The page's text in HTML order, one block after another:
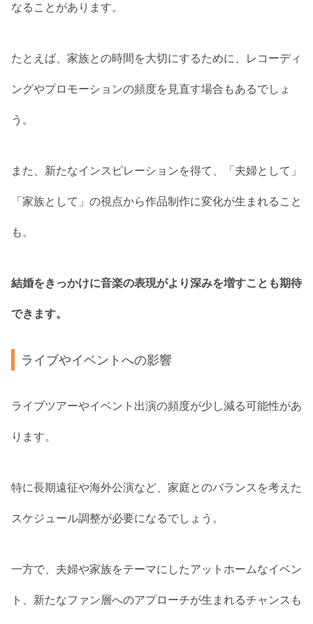
なることがあります。
たとえば、家族との時間を大切にするために、レコーディ
ングやプロモーションの頻度を見直す場合もあるでしょ
う。
また、新たなインスピレーションを得て、「夫婦として」
「家族として」の視点から作品制作に変化が生まれること
も。
結婚をきっかけに音楽の表現がより深みを増すことも期待
できます。
ライブやイベントへの影響
ライブツアーやイベント出演の頻度が少し減る可能性があ
ります。
特に長期遠征や海外公演など、家庭とのバランスを考えた
スケジュール調整が必要になるでしょう。
一方で、夫婦や家族をテーマにしたアットホームなイベン
ト、新たなファン層へのアプローチが生まれるチャンスも